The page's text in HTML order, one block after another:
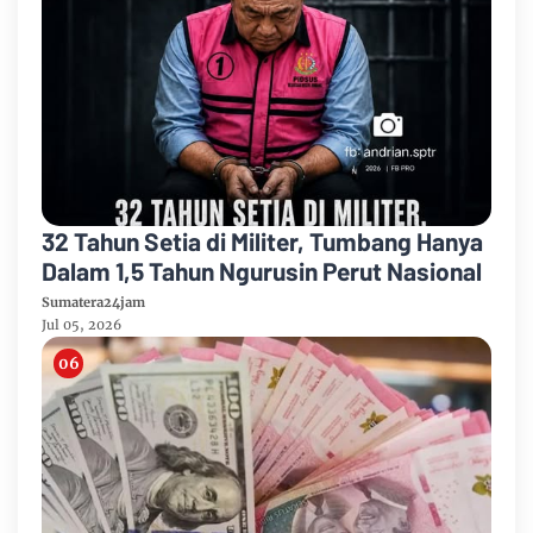
32 Tahun Setia di Militer, Tumbang Hanya
Dalam 1,5 Tahun Ngurusin Perut Nasional
Sumatera24jam
Jul 05, 2026